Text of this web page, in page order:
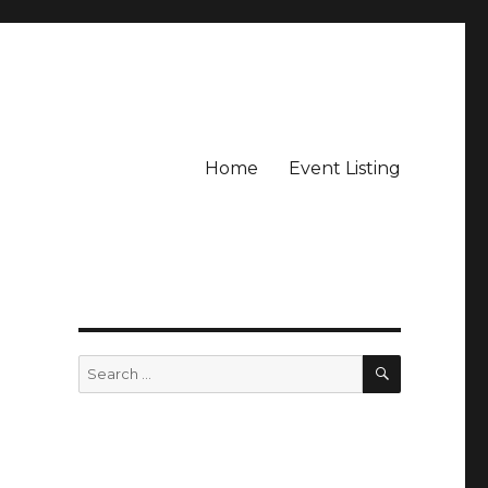
Home Event Listing
Search
for:
SEARCH